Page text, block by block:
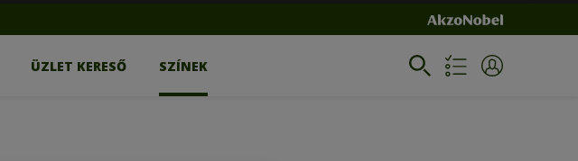
ÜZLET KERESŐ SZÍNEK